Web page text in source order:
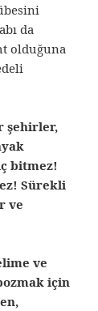
da
olduğuna
şehirler,
bitmez!
Sürekli
ve
ve
için